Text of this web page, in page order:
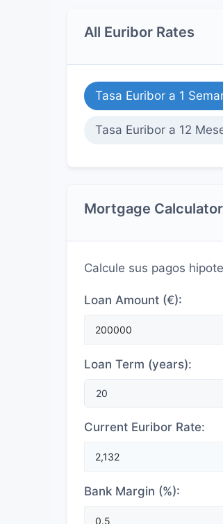
All Euribor Rates
Tasa Euribor a 1
Tasa Euribor a 12
Mortgage Calculator
Calcule sus pagos
Loan Amount (€):
Loan Term (years):
Current Euribor Rate:
Bank Margin (%):